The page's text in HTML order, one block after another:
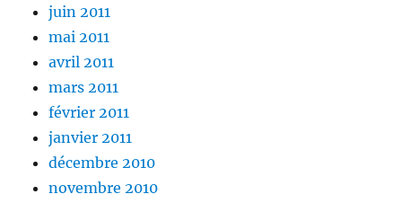
juin 2011
mai 2011
avril 2011
mars 2011
février 2011
janvier 2011
décembre 2010
novembre 2010